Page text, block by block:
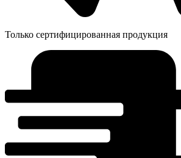
Только сертифицированная продукция